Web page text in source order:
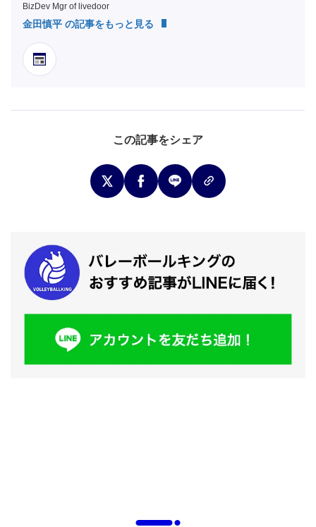
BizDev Mgr of livedoor
金田慎平 の記事をもっと見る
この記事をシェア